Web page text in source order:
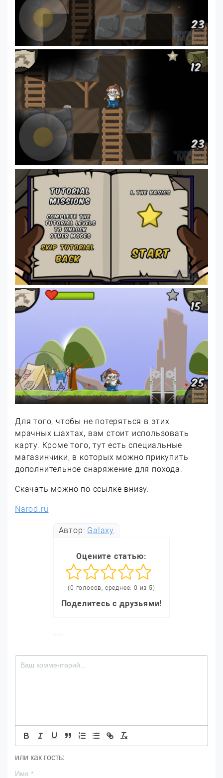
Для того, чтобы не потеряться в этих
мрачных шахтах, вам стоит использовать
карту. Кроме того, тут есть специальные
магазинчики, в которых можно прикупить
дополнительное снаряжение для похода.
Скачать можно по ссылке внизу.
Narod.ru
Автор: Galaxy
Оцените статью:
(0 голосов, среднее: 0 из 5)
Поделитесь с друзьями!
или как гость:
Имя *